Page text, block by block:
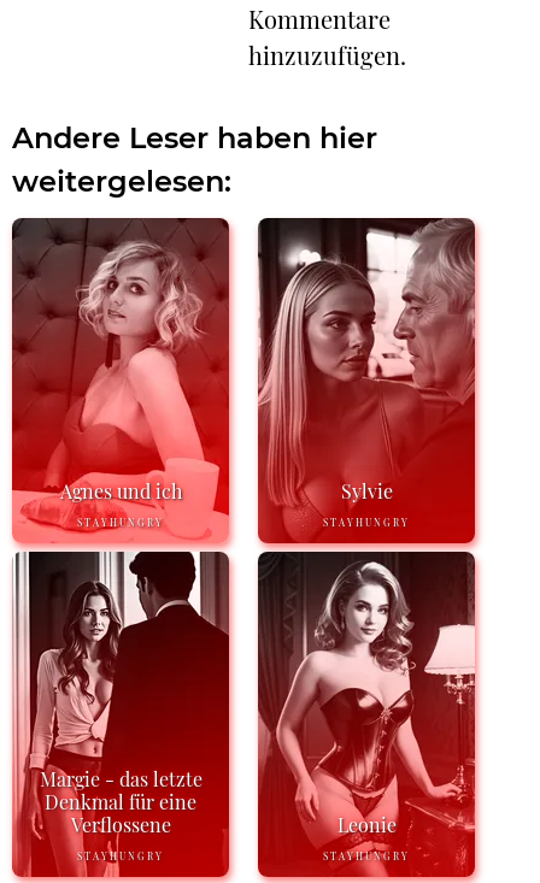
Kommentare
hinzuzufügen.
Andere Leser haben hier
weitergelesen:
Agnes und ich
STAYHUNGRY
Sylvie
STAYHUNGRY
Margie - das letzte
Denkmal für eine
Verflossene
STAYHUNGRY
Leonie
STAYHUNGRY